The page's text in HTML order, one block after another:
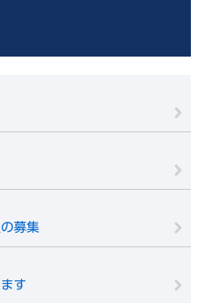
募集
す